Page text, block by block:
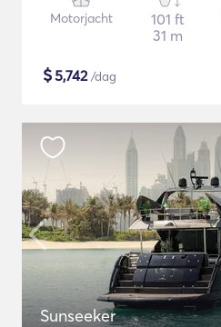
Motorjacht
101 ft
31 m
$5,742/dag
Sunseeker